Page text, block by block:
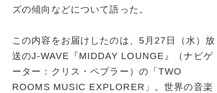
ズの傾向などについて語った。
この内容をお届けしたのは、5月27日（水）放
送のJ-WAVE『MIDDAY LOUNGE』（ナビゲ
ーター：クリス・ペプラー）の「TWO
ROOMS MUSIC EXPLORER」。世界の音楽